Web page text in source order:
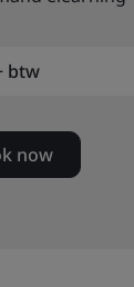
btw
now